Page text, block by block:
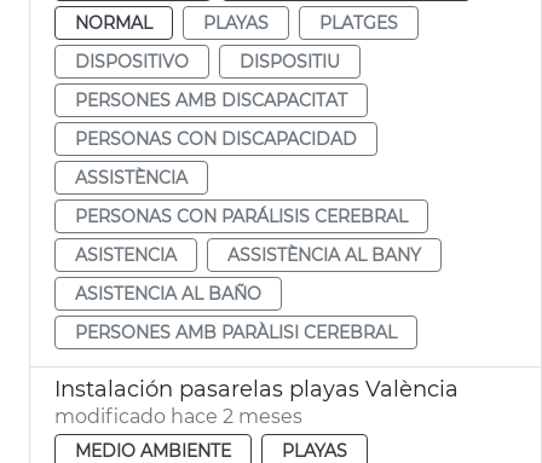
NORMAL
PLAYAS
PLATGES
DISPOSITIVO
DISPOSITIU
PERSONES AMB DISCAPACITAT
PERSONAS CON DISCAPACIDAD
ASSISTÈNCIA
PERSONAS CON PARÁLISIS CEREBRAL
ASISTENCIA
ASSISTÈNCIA AL BANY
ASISTENCIA AL BAÑO
PERSONES AMB PARÀLISI CEREBRAL
Instalación pasarelas playas València
modificado hace 2 meses
MEDIO AMBIENTE
PLAYAS